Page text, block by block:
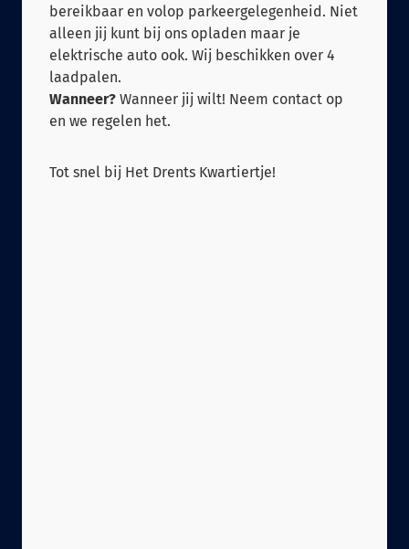
bereikbaar en volop parkeergelegenheid. Niet
alleen jij kunt bij ons opladen maar je
elektrische auto ook. Wij beschikken over 4
laadpalen.
Wanneer? Wanneer jij wilt! Neem contact op
en we regelen het.
Tot snel bij Het Drents Kwartiertje!